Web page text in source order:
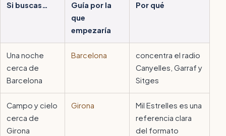
Si buscas…
Guía por la
que
empezaría
Por qué
Una noche
cerca de
Barcelona
Barcelona
concentra el radio
Canyelles, Garraf y
Sitges
Campo y cielo
cerca de
Girona
Girona
Mil Estrelles es una
referencia clara
del formato